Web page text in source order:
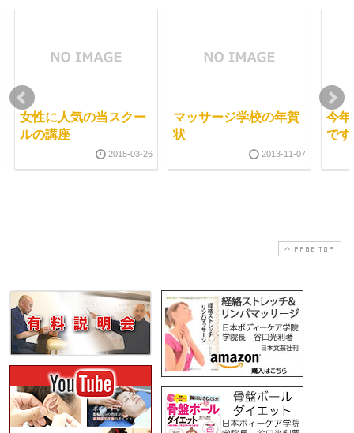
女性に人気の当スクー
ルの講座
2015-03-26
マッサージ学校の年賀
状
2013-11-07
今
です
PAGE TOP